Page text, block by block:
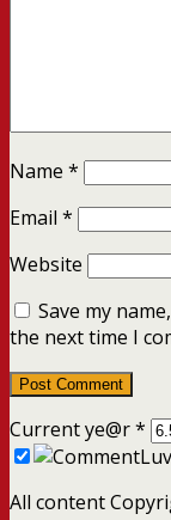
Name *
Email *
Website
Save my
the next time I
Current ye@r*
All content